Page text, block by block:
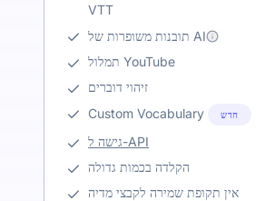
VTT
תובנות משופרות של AI
תמלול YouTube
זיהוי דוברים
Custom Vocabulary
חדש
גישה ל-API
הקלדה בכמות גדולה
אין תקופת שמירה לקבצי מדיה